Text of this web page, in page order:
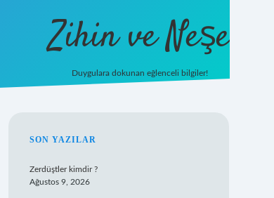
Zihin ve Neşe
Duygulara dokunan eğlenceli bilgiler!
SIDEBAR
SON YAZILAR
Zerdüştler kimdir ?
Ağustos 9, 2026